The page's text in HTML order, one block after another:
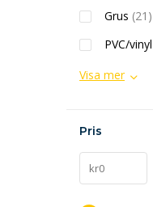
Grus (21)
PVC/vinyl
Visa mer
Pris